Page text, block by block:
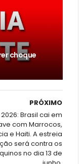
choque
PRÓXIMO
Brasil cai em
com Marrocos,
e Haiti. A estreia
será contra os
no dia 13 de